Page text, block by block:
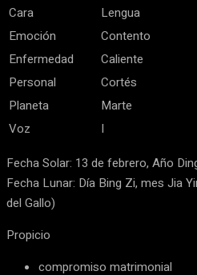
Cara
Lengua
Emoción
Contento
Enfermedad
Caliente
Personal
Cortés
Planeta
Marte
Voz
I
Fecha Solar: 13 de febrero, Año
Fecha Lunar: Día Bing Zi, mes Jia
del Gallo)
Propicio
compromiso matrimonial